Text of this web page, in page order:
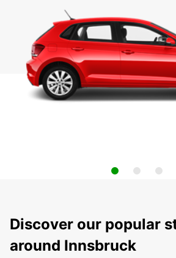
Discover our popular
around Innsbruck